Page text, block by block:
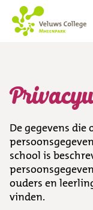
De gegevens
school is
ouders en
vinden.